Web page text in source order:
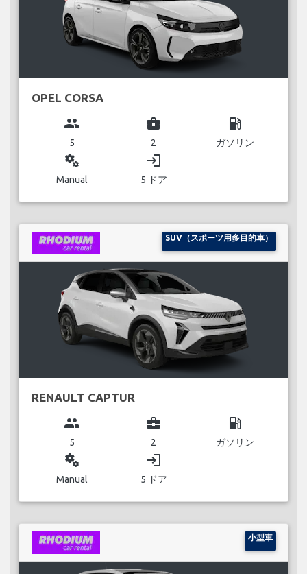
OPEL CORSA
group
5
business_center
2
local_gas_station
ガソリン
miscellaneous_services
Manual
login
5 ドア
SUV（スポーツ用多目的車）
RENAULT CAPTUR
group
5
business_center
2
local_gas_station
ガソリン
miscellaneous_services
Manual
login
5 ドア
小型車